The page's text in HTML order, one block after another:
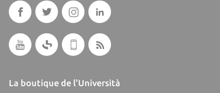
La boutique de l'Università